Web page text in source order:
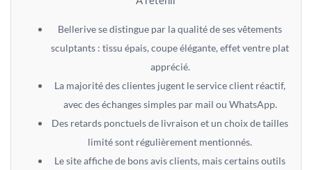
Bellerive se distingue par la qualité de ses vêtements
sculptants : tissu épais, coupe élégante, effet ventre plat
apprécié.
La majorité des clientes jugent le service client réactif,
avec des échanges simples par mail ou WhatsApp.
Des retards ponctuels de livraison et un choix de tailles
limité sont régulièrement mentionnés.
Le site affiche de bons avis clients, mais certains outils